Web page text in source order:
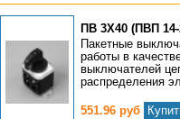
ПВ 3Х40 (ПВП 14-
Пакетные
работы в
выключателей
распределения
551.96 руб